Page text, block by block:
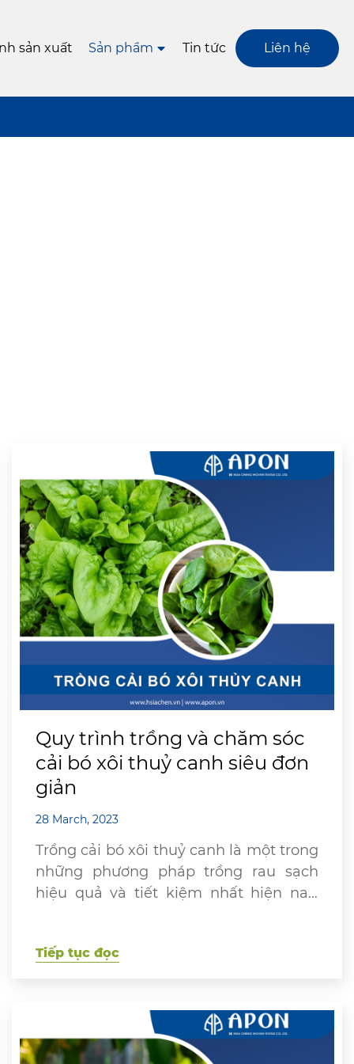
sản xuất Sản phẩm Tin tức Liên hệ
Quy trình trồng và chăm sóc
cải bó xôi thuỷ canh siêu đơn
giản
28 March, 2023
Trồng cải bó xôi thuỷ canh là một trong
những phương pháp trồng rau sạch
hiệu quả và tiết kiệm nhất hiện nay.
giản mà bà con có thể áp dụng ngay
Tiếp tục đọc